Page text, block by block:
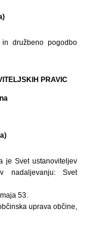
družbeno pogodbo
PRAVIC
je Svet ustanoviteljev
nadaljevanju: Svet
53.
uprava občine,